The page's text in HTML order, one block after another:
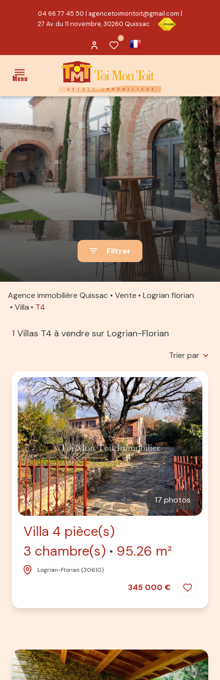
04 66 77 45 50 | agencetoimontoit@gmail.com |
27 Av. du 11 novembre, 30260 Quissac
0
Menu
ACCUEIL
VENTES
PROPRIÉTÉ/CHARME
MAISON
TERRAIN
ACTUALITÉS
E-MAIL
ESTIMATION
Filtrer
Agence immobilière Quissac Vente
Logrian florian
Villa
T4
1 Villas T4 à vendre sur Logrian-Florian
Trier par
17 photos
Villa 4 pièce(s)
3 chambre(s)
95.26 m²
Logrian-Florian (30610)
345 000 €